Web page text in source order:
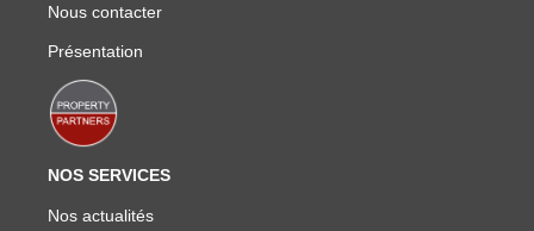
Nous contacter
Présentation
NOS SERVICES
Nos actualités